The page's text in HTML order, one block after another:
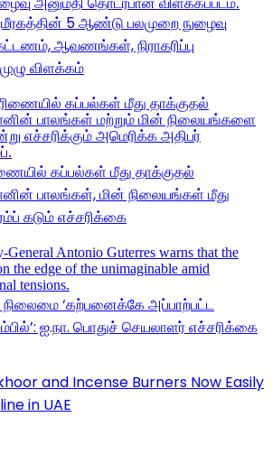
5 ஆண்டு பலமுறை நுழைவு
கட்டணம், ஆவணங்கள், நிராகரிப்பு
விளக்கம்
கப்பல்கள் மீது தாக்குதல்
பாலங்கள், மின் நிலையங்கள் மீது
கடும் எச்சரிக்கை
நிலைமை ‘கற்பனைக்கே அப்பாற்பட்ட
ஐ.நா. பொதுச் செயலாளர் எச்சரிக்கை
and Incense Burners Now Easily
in UAE